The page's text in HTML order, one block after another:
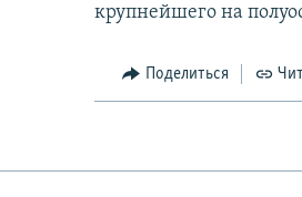
крупнейшего на
Поделиться